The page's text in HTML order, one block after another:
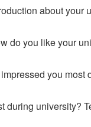
about your
do you like your
you most
during university?